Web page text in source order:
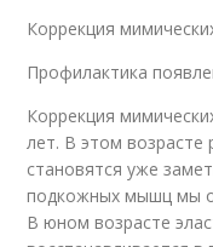
Коррекция
Профилактика
Коррекция
лет. В этом возрасте
становятся уже
подкожных мышц мы
В юном возрасте